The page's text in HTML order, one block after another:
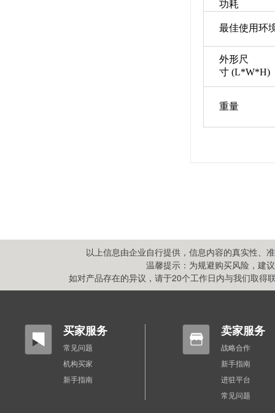
以上信息由企业自行提供，信息内容的真实性、
温馨提示：为规避购买风险，建
如对产品存在的异议，请于20个工作日内与我们取得
买家服务
常见问题
机构买家
新手指南
卖家服务
战略合作
新手指南
进驻平台
常见问题